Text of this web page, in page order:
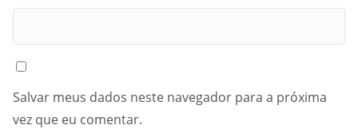
Salvar meus dados neste navegador para a próxima
vez que eu comentar.